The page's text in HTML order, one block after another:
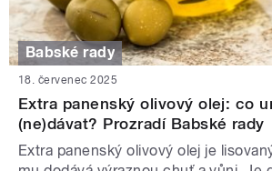
Babské rady
18. červenec 2025
Extra panenský olivový olej: co
(ne)dávat? Prozradí Babské rady
Extra panenský olivový olej je